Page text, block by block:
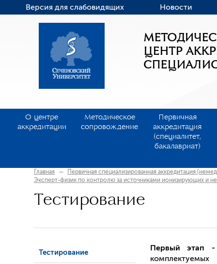
Версия для слабовидящих Новости
ЦЕНТР
О центре
аккредитации
Методическое
сопровождение
Первичная
аккредитация
(специалитет,
бакалавриат)
Главная —
Первичная специализированная аккредитация
Эксперт-физик по контролю за источниками ионизирующих и
Тестирование
Тестирование
Первый этап -